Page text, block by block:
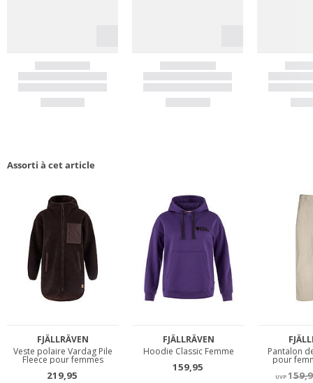
Assorti à cet article